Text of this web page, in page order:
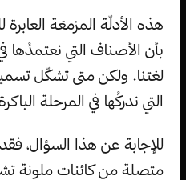
هذه الأدلّة المزمعَة
بأن الأصناف التي نعتمدُها
لغتنا. ولكن متى تشكّل
التي ندركُها في المرحلة
للإجابة عن هذا السؤال،
متصلة من كائنات ملونة